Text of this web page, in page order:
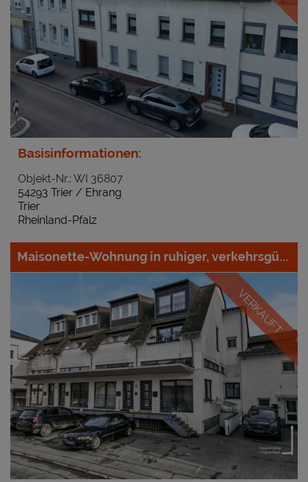
Basisinformationen:
Objekt-Nr.: WI 36807
54293 Trier / Ehrang
Trier
Rheinland-Pfalz
Maisonette-Wohnung in ruhiger, verkehrsgünstiger Innenstadtlage
VERKAUFT